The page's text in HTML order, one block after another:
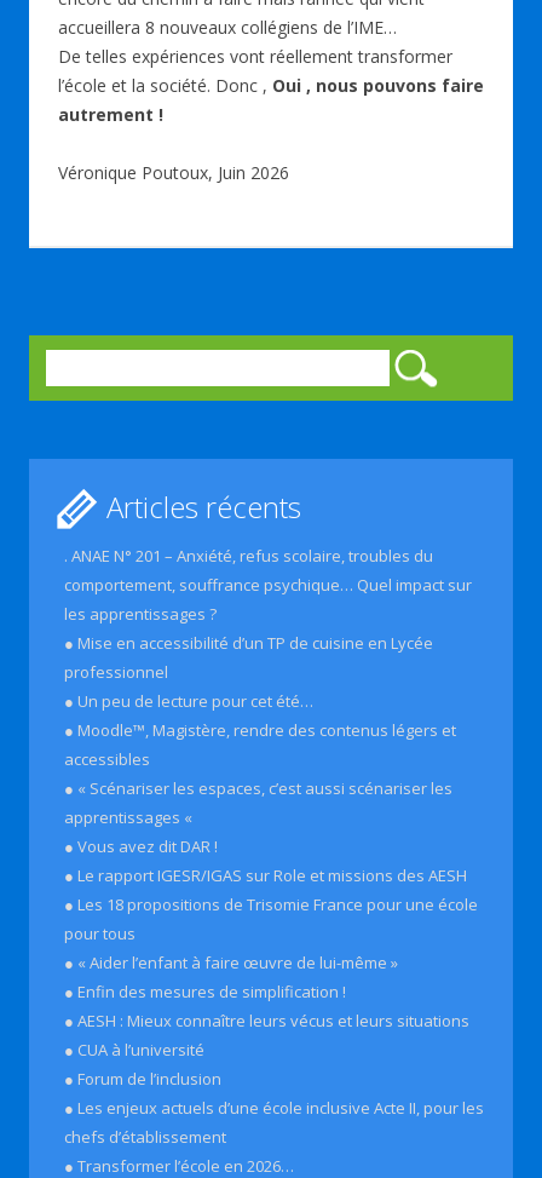
accueillera 8 nouveaux collégiens de l’IME…
De telles expériences vont réellement transformer
l’école et la société. Donc , Oui , nous pouvons faire
autrement !
Véronique Poutoux, Juin 2026
Articles récents
. ANAE N° 201 – Anxiété, refus scolaire, troubles du
comportement, souffrance psychique… Quel impact sur
les apprentissages ?
● Mise en accessibilité d’un TP de cuisine en Lycée
professionnel
● Un peu de lecture pour cet été…
● Moodle™, Magistère, rendre des contenus légers et
accessibles
● « Scénariser les espaces, c’est aussi scénariser les
apprentissages «
● Vous avez dit DAR !
● Le rapport IGESR/IGAS sur Role et missions des AESH
● Les 18 propositions de Trisomie France pour une école
pour tous
● « Aider l’enfant à faire œuvre de lui-même »
● Enfin des mesures de simplification !
● AESH : Mieux connaître leurs vécus et leurs situations
● CUA à l’université
● Forum de l’inclusion
● Les enjeux actuels d’une école inclusive Acte II, pour les
chefs d’établissement
● Transformer l’école en 2026…